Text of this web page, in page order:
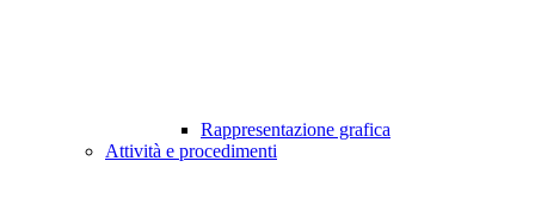
Rappresentazione grafica
Attività e procedimenti